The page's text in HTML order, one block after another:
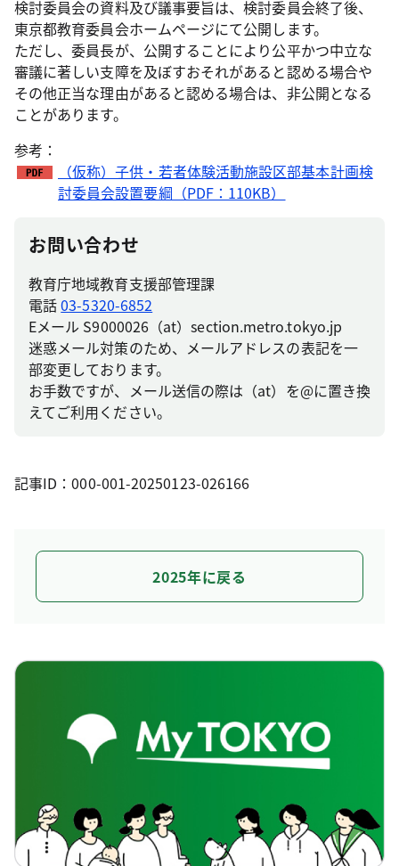
検討委員会の資料及び議事要旨は、検討委員会終了後、
東京都教育委員会ホームページにて公開します。
ただし、委員長が、公開することにより公平かつ中立な
審議に著しい支障を及ぼすおそれがあると認める場合や
その他正当な理由があると認める場合は、非公開となる
ことがあります。
参考：
（仮称）子供・若者体験活動施設区部基本計画検
討委員会設置要綱（PDF：110KB）
お問い合わせ
教育庁地域教育支援部管理課
電話03-5320-6852
Eメール S9000026（at）section.metro.tokyo.jp
迷惑メール対策のため、メールアドレスの表記を一
部変更しております。
お手数ですが、メール送信の際は（at）を@に置き換
えてご利用ください。
記事ID：000-001-20250123-026166
2025年に戻る